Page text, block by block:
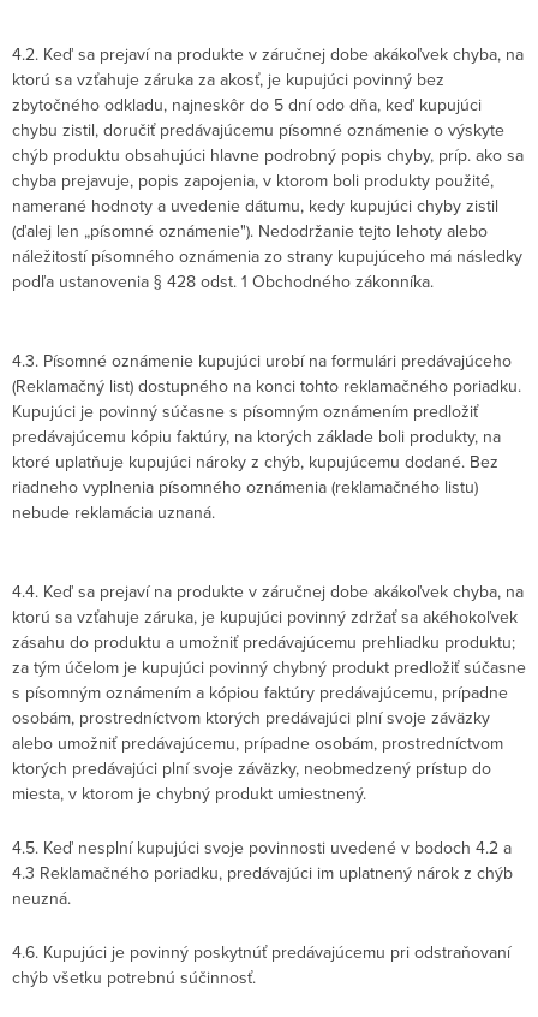
4.2. Keď sa prejaví na produkte v záručnej dobe akákoľvek chyba, na
ktorú sa vzťahuje záruka za akosť, je kupujúci povinný bez
zbytočného odkladu, najneskôr do 5 dní odo dňa, keď kupujúci
chybu zistil, doručiť predávajúcemu písomné oznámenie o výskyte
chýb produktu obsahujúci hlavne podrobný popis chyby, príp. ako sa
chyba prejavuje, popis zapojenia, v ktorom boli produkty použité,
namerané hodnoty a uvedenie dátumu, kedy kupujúci chyby zistil
(ďalej len „písomné oznámenie"). Nedodržanie tejto lehoty alebo
náležitostí písomného oznámenia zo strany kupujúceho má následky
podľa ustanovenia § 428 odst. 1 Obchodného zákonníka.
4.3. Písomné oznámenie kupujúci urobí na formulári predávajúceho
(Reklamačný list) dostupného na konci tohto reklamačného poriadku.
Kupujúci je povinný súčasne s písomným oznámením predložiť
predávajúcemu kópiu faktúry, na ktorých základe boli produkty, na
ktoré uplatňuje kupujúci nároky z chýb, kupujúcemu dodané. Bez
riadneho vyplnenia písomného oznámenia (reklamačného listu)
nebude reklamácia uznaná.
4.4. Keď sa prejaví na produkte v záručnej dobe akákoľvek chyba, na
ktorú sa vzťahuje záruka, je kupujúci povinný zdržať sa akéhokoľvek
zásahu do produktu a umožniť predávajúcemu prehliadku produktu;
za tým účelom je kupujúci povinný chybný produkt predložiť súčasne
s písomným oznámením a kópiou faktúry predávajúcemu, prípadne
osobám, prostredníctvom ktorých predávajúci plní svoje záväzky
alebo umožniť predávajúcemu, prípadne osobám, prostredníctvom
ktorých predávajúci plní svoje záväzky, neobmedzený prístup do
miesta, v ktorom je chybný produkt umiestnený.
4.5. Keď nesplní kupujúci svoje povinnosti uvedené v bodoch 4.2 a
4.3 Reklamačného poriadku, predávajúci im uplatnený nárok z chýb
neuzná.
4.6. Kupujúci je povinný poskytnúť predávajúcemu pri odstraňovaní
chýb všetku potrebnú súčinnosť.